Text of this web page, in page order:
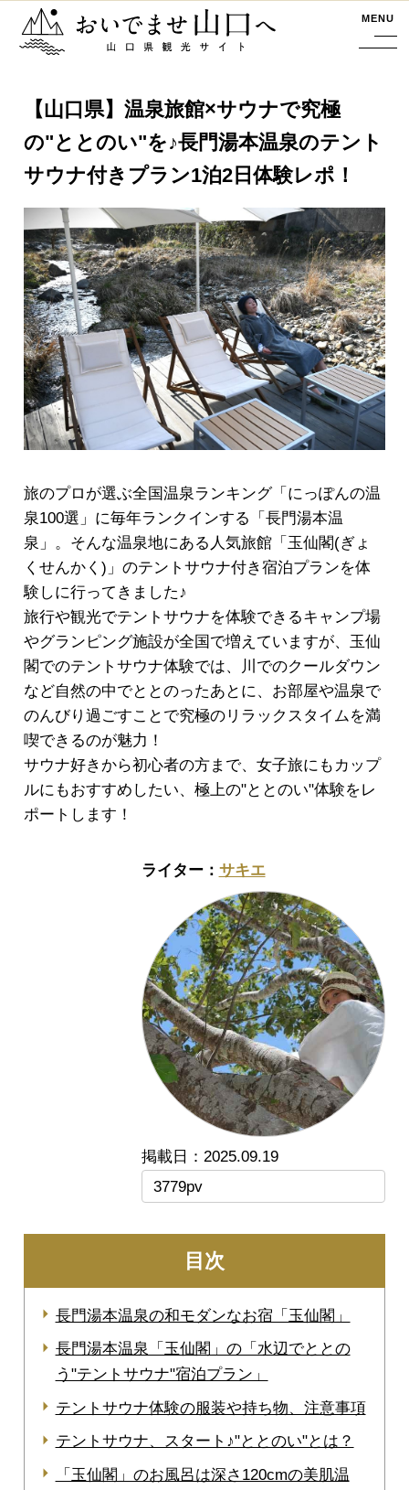
おいでませ山口へー山口県観光サイト MENU
【山口県】温泉旅館×サウナで究極
の"ととのい"を♪長門湯本温泉のテント
サウナ付きプラン1泊2日体験レポ！
旅のプロが選ぶ全国温泉ランキング「にっぽんの温
泉100選」に毎年ランクインする「長門湯本温
泉」。そんな温泉地にある人気旅館「玉仙閣(ぎょ
くせんかく)」のテントサウナ付き宿泊プランを体
験しに行ってきました♪
旅行や観光でテントサウナを体験できるキャンプ場
やグランピング施設が全国で増えていますが、玉仙
閣でのテントサウナ体験では、川でのクールダウン
など自然の中でととのったあとに、お部屋や温泉で
のんびり過ごすことで究極のリラックスタイムを満
喫できるのが魅力！
サウナ好きから初心者の方まで、女子旅にもカップ
ルにもおすすめしたい、極上の"ととのい"体験をレ
ポートします！
サキエ
2025.09.19
3779pv
目次
長門湯本温泉の和モダンなお宿「玉仙閣」
長門湯本温泉「玉仙閣」の「水辺でととの
う"テントサウナ"宿泊プラン」
テントサウナ体験の服装や持ち物、注意事項
テントサウナ、スタート♪"ととのい"とは？
「玉仙閣」のお風呂は深さ120cmの美肌温